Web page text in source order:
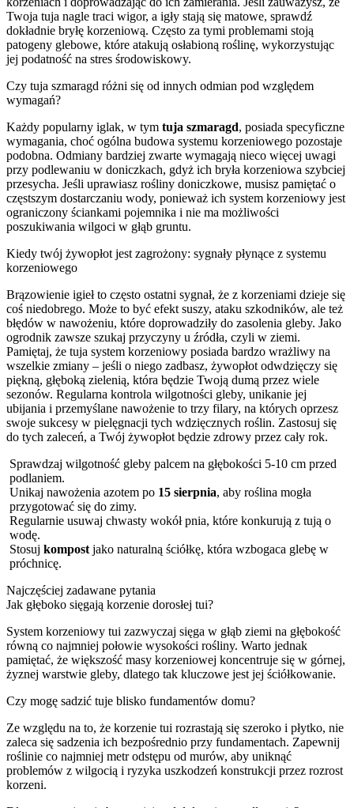
Twoja tuja nagle traci wigor, a igły stają się matowe, sprawdź
dokładnie bryłę korzeniową. Często za tymi problemami stoją
patogeny glebowe, które atakują osłabioną roślinę, wykorzystując
jej podatność na stres środowiskowy.
Czy tuja szmaragd różni się od innych odmian pod względem
wymagań?
Każdy popularny iglak, w tym tuja szmaragd, posiada specyficzne
wymagania, choć ogólna budowa systemu korzeniowego pozostaje
podobna. Odmiany bardziej zwarte wymagają nieco więcej uwagi
przy podlewaniu w doniczkach, gdyż ich bryła korzeniowa szybciej
przesycha. Jeśli uprawiasz rośliny doniczkowe, musisz pamiętać o
częstszym dostarczaniu wody, ponieważ ich system korzeniowy jest
ograniczony ściankami pojemnika i nie ma możliwości
poszukiwania wilgoci w głąb gruntu.
Kiedy twój żywopłot jest zagrożony: sygnały płynące z systemu
korzeniowego
Brązowienie igieł to często ostatni sygnał, że z korzeniami dzieje się
coś niedobrego. Może to być efekt suszy, ataku szkodników, ale też
błędów w nawożeniu, które doprowadziły do zasolenia gleby. Jako
ogrodnik zawsze szukaj przyczyny u źródła, czyli w ziemi.
Pamiętaj, że tuja system korzeniowy posiada bardzo wrażliwy na
wszelkie zmiany – jeśli o niego zadbasz, żywopłot odwdzięczy się
piękną, głęboką zielenią, która będzie Twoją dumą przez wiele
sezonów. Regularna kontrola wilgotności gleby, unikanie jej
ubijania i przemyślane nawożenie to trzy filary, na których oprzesz
swoje sukcesy w pielęgnacji tych wdzięcznych roślin. Zastosuj się
do tych zaleceń, a Twój żywopłot będzie zdrowy przez cały rok.
Sprawdzaj wilgotność gleby palcem na głębokości 5-10 cm przed
podlaniem.
Unikaj nawożenia azotem po 15 sierpnia, aby roślina mogła
przygotować się do zimy.
Regularnie usuwaj chwasty wokół pnia, które konkurują z tują o
wodę.
Stosuj kompost jako naturalną ściółkę, która wzbogaca glebę w
próchnicę.
Najczęściej zadawane pytania
Jak głęboko sięgają korzenie dorosłej tui?
System korzeniowy tui zazwyczaj sięga w głąb ziemi na głębokość
równą co najmniej połowie wysokości rośliny. Warto jednak
pamiętać, że większość masy korzeniowej koncentruje się w górnej,
żyznej warstwie gleby, dlatego tak kluczowe jest jej ściółkowanie.
Czy mogę sadzić tuje blisko fundamentów domu?
Ze względu na to, że korzenie tui rozrastają się szeroko i płytko, nie
zaleca się sadzenia ich bezpośrednio przy fundamentach. Zapewnij
roślinie co najmniej metr odstępu od murów, aby uniknąć
problemów z wilgocią i ryzyka uszkodzeń konstrukcji przez rozrost
korzeni.